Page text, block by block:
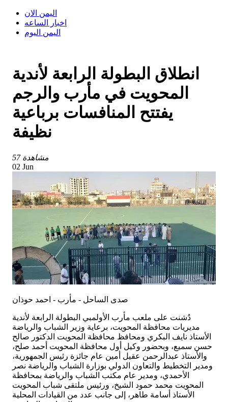
اليمن الان
اخبار الساعه
اليمن اليوم
انطلاق البطولة الرابعة لأندية
المحويت في مأرب والرجم
يفتتح المنافسات برباعية
نظيفة
57 مشاهدة
02 Jun
صدى الساحل - مأرب - احمد حوذان
دُشنت على ملعب مأرب الأولمبي البطولة الرابعة لأندية
مديريات محافظة المحويت، برعاية وزير الشباب والرياضة
الأستاذ نايف البكري ومحافظ محافظة المحويت الدكتور صالح
حسن سميع، وبحضور وكيل أول محافظة المحويت أحمد صلح،
والأستاذ عبدالرحمن عقيل أمين عام جائزة رئيس الجمهورية،
ومدير التخطيط والتعاون الدولي بوزارة الشباب والرياضة نصر
الأحمدي، ومدير عام مكتب الشباب والرياضة بمحافظة
المحويت محمد حمود الشيخ، ورئيس ملتقى شباب المحويت
الأستاذ أسامة طاهر، إلى جانب عدد من القيادات المحلية